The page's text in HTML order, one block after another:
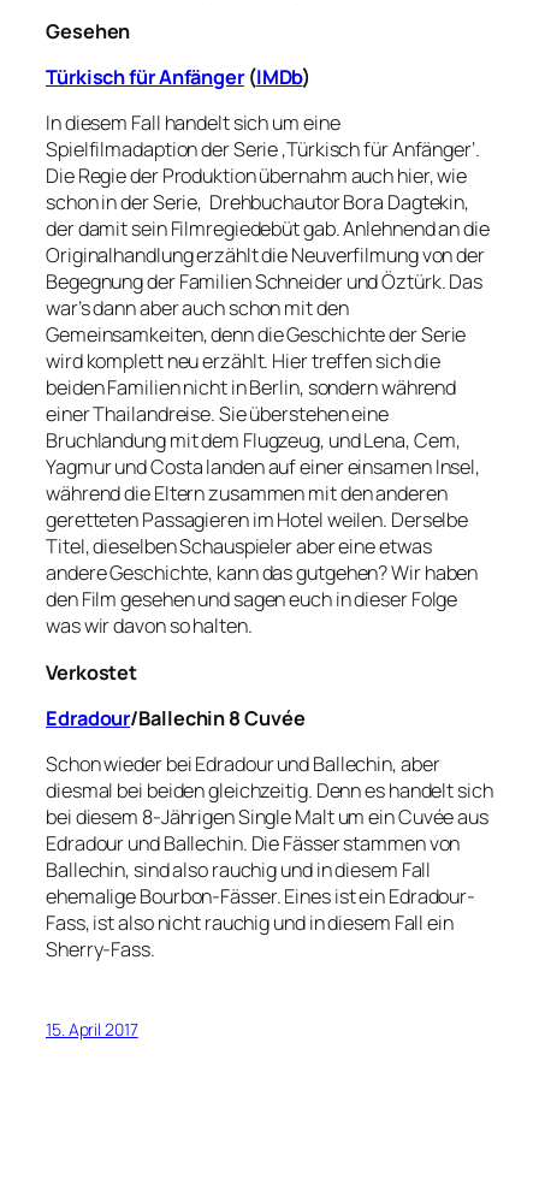
Gesehen
Türkisch für Anfänger(IMDb)
In diesem Fall handelt sich um eine
Spielfilmadaption der Serie ‚Türkisch für Anfänger‘.
Die Regie der Produktion übernahm auch hier, wie
schon in der Serie, Drehbuchautor Bora Dagtekin,
der damit sein Filmregiedebüt gab. Anlehnend an die
Originalhandlung erzählt die Neuverfilmung von der
Begegnung der Familien Schneider und Öztürk. Das
war’s dann aber auch schon mit den
Gemeinsamkeiten, denn die Geschichte der Serie
wird komplett neu erzählt. Hier treffen sich die
beiden Familien nicht in Berlin, sondern während
einer Thailandreise. Sie überstehen eine
Bruchlandung mit dem Flugzeug, und Lena, Cem,
Yagmur und Costa landen auf einer einsamen Insel,
während die Eltern zusammen mit den anderen
geretteten Passagieren im Hotel weilen. Derselbe
Titel, dieselben Schauspieler aber eine etwas
andere Geschichte, kann das gutgehen? Wir haben
den Film gesehen und sagen euch in dieser Folge
was wir davon so halten.
Verkostet
Edradour/Ballechin 8 Cuvée
Schon wieder bei Edradour und Ballechin, aber
diesmal bei beiden gleichzeitig. Denn es handelt sich
bei diesem 8-Jährigen Single Malt um ein Cuvée aus
Edradour und Ballechin. Die Fässer stammen von
Ballechin, sind also rauchig und in diesem Fall
ehemalige Bourbon-Fässer. Eines ist ein Edradour-
Fass, ist also nicht rauchig und in diesem Fall ein
Sherry-Fass.
15. April 2017